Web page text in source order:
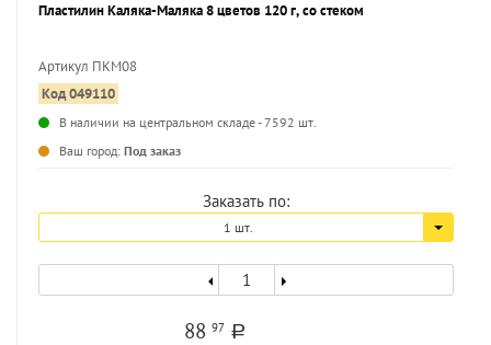
Пластилин Каляка-Маляка 8 цветов 120 г, со стеком
Артикул ПКМ08
Код 049110
В наличии на центральном складе - 7592 шт.
Ваш город: Под заказ
Заказать по:
1 шт.
8897 a